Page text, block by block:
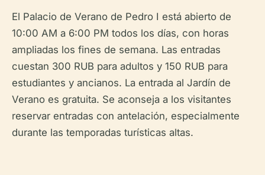
El Palacio de Verano de Pedro I está abierto de
10:00 AM a 6:00 PM todos los días, con horas
ampliadas los fines de semana. Las entradas
cuestan 300 RUB para adultos y 150 RUB para
estudiantes y ancianos. La entrada al Jardín de
Verano es gratuita. Se aconseja a los visitantes
reservar entradas con antelación, especialmente
durante las temporadas turísticas altas.